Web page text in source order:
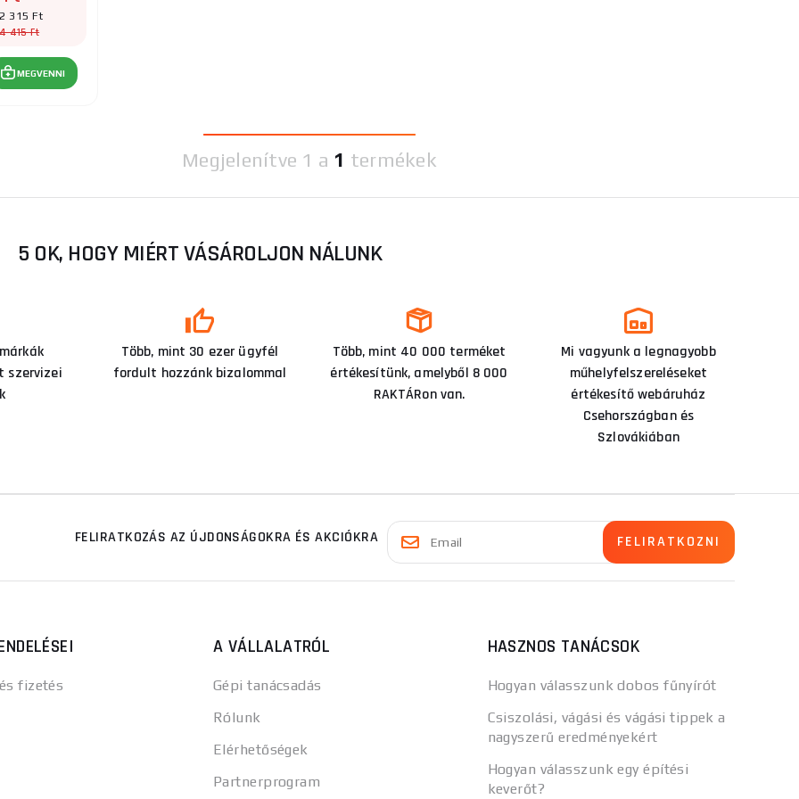
315 Ft
415 Ft
MEGVENNI
Megjelenítve 1 a 1 termékek
5 OK, HOGY MIÉRT VÁSÁROLJON NÁLUNK
szervizei
Több, mint 30 ezer ügyfél
fordult hozzánk bizalommal
Több, mint 40 000 terméket
értékesítünk, amelyből 8 000
RAKTÁRon van.
Mi vagyunk a legnagyobb
műhelyfelszereléseket
értékesítő webáruház
Csehországban és
Szlovákiában
FELIRATKOZÁS AZ ÚJDONSÁGOKRA ÉS AKCIÓKRA
fizetés
A VÁLLALATRÓL
Gépi tanácsadás
Rólunk
Elérhetőségek
Partnerprogram
HASZNOS TANÁCSOK
Hogyan válasszunk dobos fűnyírót
Csiszolási, vágási és vágási tippek a
nagyszerű eredményekért
Hogyan válasszunk egy építési
keverőt?